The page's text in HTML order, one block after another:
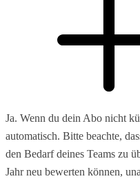
Ja. Wenn du dein Abo nicht
automatisch. Bitte beachte,
den Bedarf deines Teams zu
Jahr neu bewerten können,